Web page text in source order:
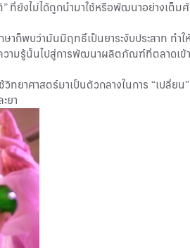
ที่ยังไม่ได้ถูกนำมาใช้หรือพัฒนาอย่างเต็
าก็พบว่ามันมีฤทธิ์เป็นยาระงับประสาท ทำใ
มรู้นั้นไปสู่การพัฒนาผลิตภัณฑ์ที่ตลาดเข้
ยาศาสตร์มาเป็นตัวกลางในการ “เปลี่
ยา